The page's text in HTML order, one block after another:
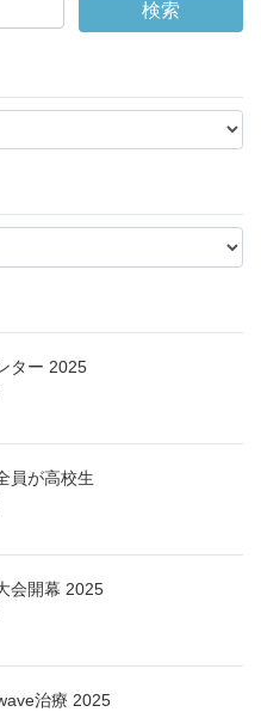
ター 2025
員が高校生
会開幕 2025
治療 2025